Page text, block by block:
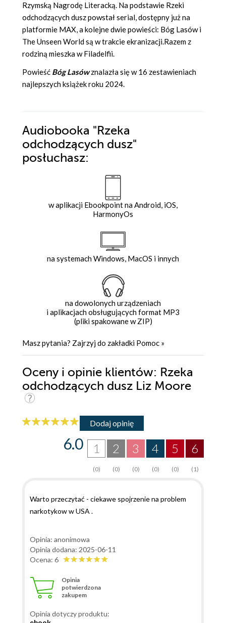
Rzymską Nagrodę Literacką. Na podstawie Rzeki
odchodzących dusz powstał serial, dostępny już na
platformie MAX, a kolejne dwie powieści: Bóg Lasów i
The Unseen World są w trakcie ekranizacji.Razem z
rodziną mieszka w Filadelfii.
Powieść Bóg Lasówznalazła się w 16 zestawieniach
najlepszych książek roku 2024.
Audiobooka "Rzeka
odchodzących dusz"
posłuchasz:
w aplikacji Ebookpoint na Android, iOS,
HarmonyOs
na systemach Windows, MacOS i innych
na dowolonych urządzeniach
i aplikacjach obsługujących format MP3
(pliki spakowane w ZIP)
Masz pytania? Zajrzyj do zakładki Pomoc »
Oceny i opinie klientów: Rzeka
odchodzących dusz Liz Moore
Dodaj opinię
6
(1)
5
(0)
4
(0)
3
(0)
2
(0)
1
(0)
6.0
Warto przeczytać - ciekawe spojrzenie na problem
narkotykow w USA .
Opinia: anonimowa
Opinia dodana: 2025-06-11
Ocena: 6
Opinia
potwierdzona
zakupem
Opinia dotyczy produktu: